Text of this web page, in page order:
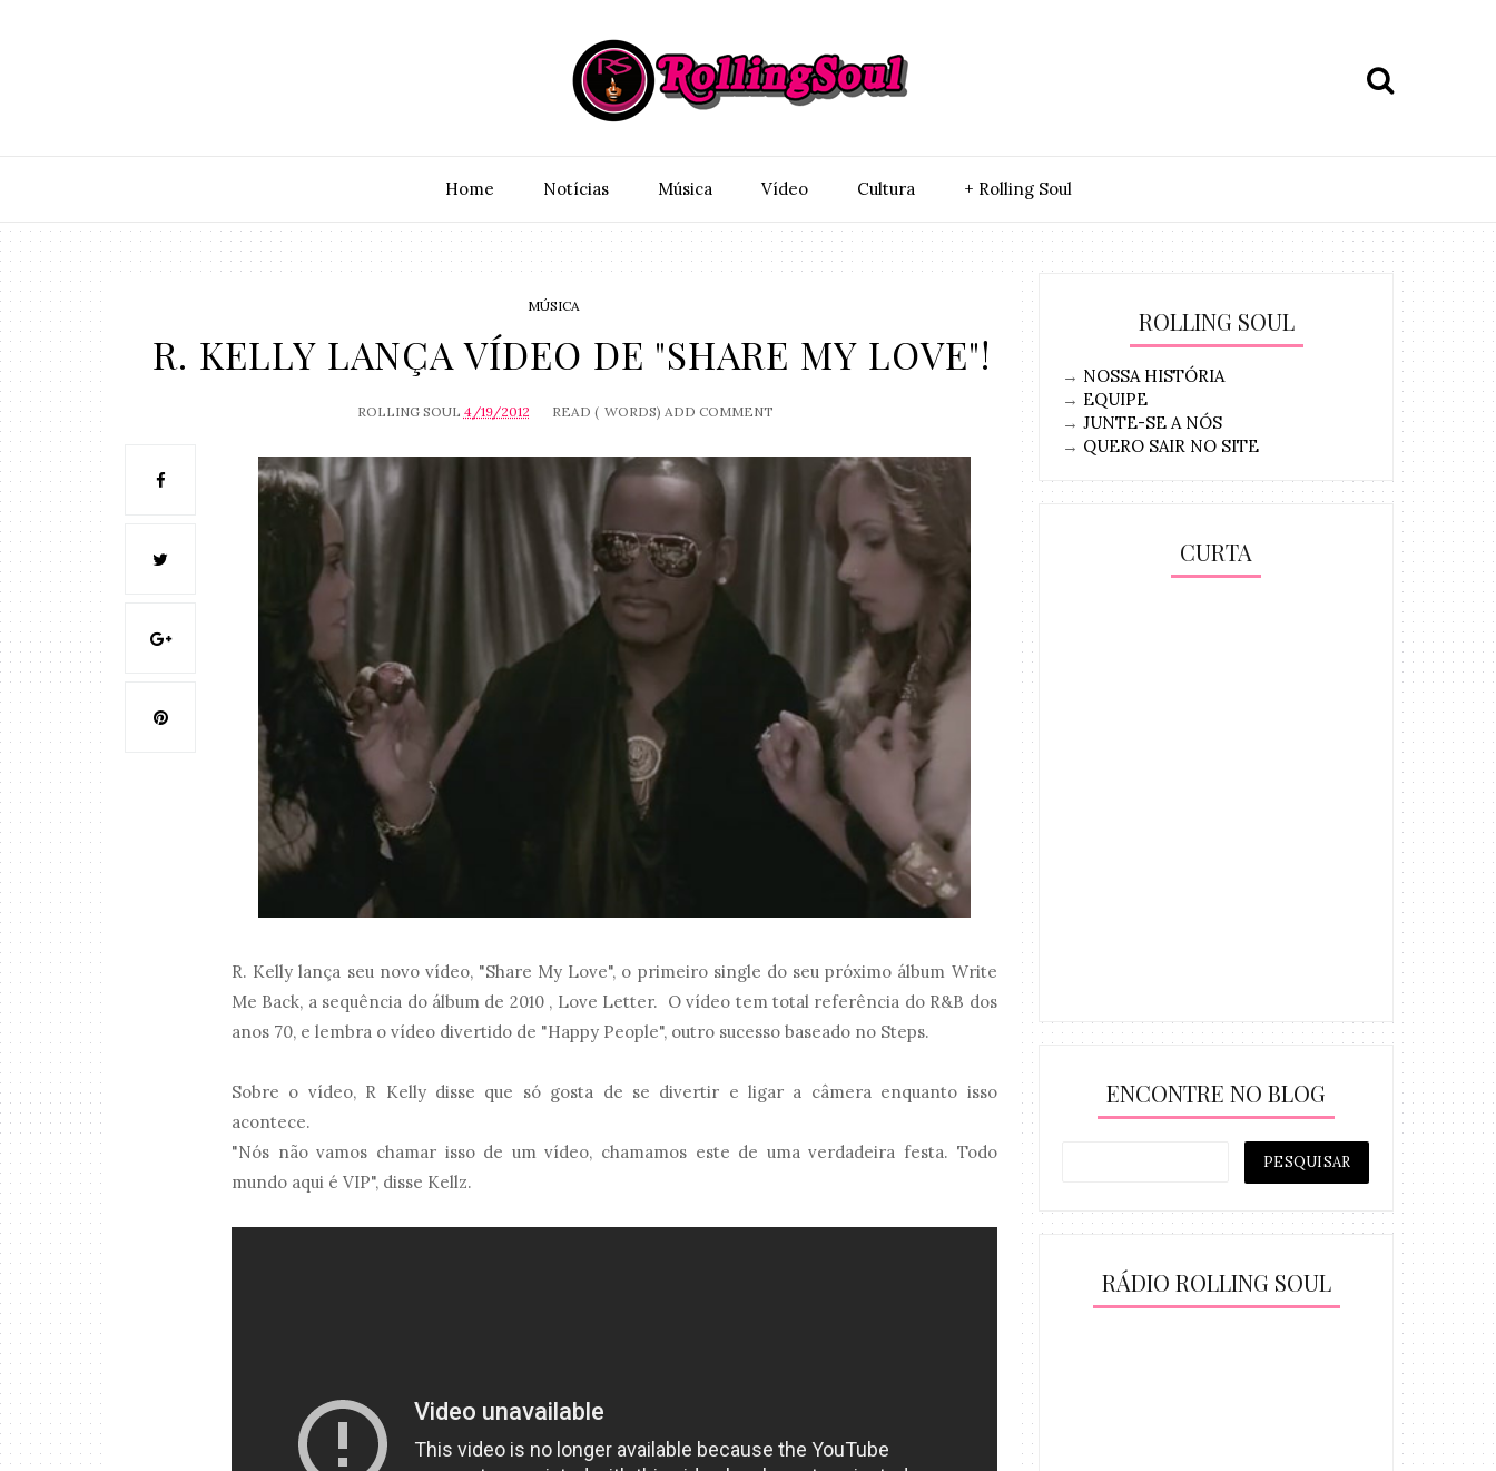
Home Notí­cias Música Vídeo Cultura + Rolling Soul
MÚSICA
R. KELLY LANÇA VÍDEO DE "SHARE MY LOVE"!
ROLLING SOUL 4/19/2012 READ ( WORDS) ADD COMMENT
R. Kelly lança seu novo vídeo, "Share My Love", o primeiro single do seu próximo álbum Write
Me Back, a sequência do álbum de 2010 , Love Letter. O vídeo tem total referência do R&B dos
anos 70, e lembra o vídeo divertido de "Happy People", outro sucesso baseado no Steps.
Sobre o vídeo, R Kelly disse que só gosta de se divertir e ligar a câmera enquanto isso
acontece.
"Nós não vamos chamar isso de um vídeo, chamamos este de uma verdadeira festa. Todo
mundo aqui é VIP", disse Kellz.
ROLLING SOUL
→ NOSSA HISTÓRIA
→ EQUIPE
→ JUNTE-SE A NÓS
→ QUERO SAIR NO SITE
CURTA
ENCONTRE NO BLOG
RÁDIO ROLLING SOUL